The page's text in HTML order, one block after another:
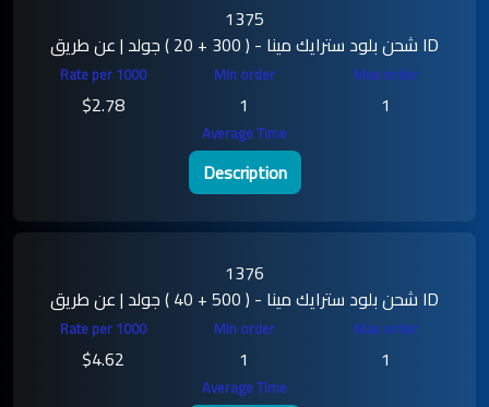
1375
شحن بلود سترايك مينا - ( 300 + 20 ) جولد | عن طريق ID
$2.78
1 1
Description
1376
شحن بلود سترايك مينا - ( 500 + 40 ) جولد | عن طريق ID
$4.62
1 1